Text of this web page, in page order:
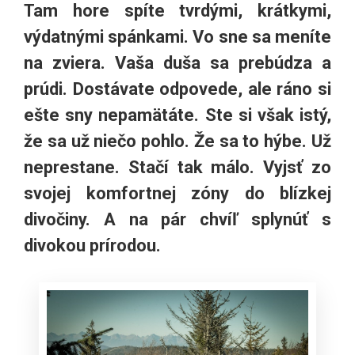
Tam hore spíte tvrdými, krátkymi,
výdatnými spánkami. Vo sne sa meníte
na zviera. Vaša duša sa prebúdza a
prúdi. Dostávate odpovede, ale ráno si
ešte sny nepamätáte. Ste si však istý,
že sa už niečo pohlo. Že sa to hýbe. Už
neprestane. Stačí tak málo. Vyjsť zo
svojej komfortnej zóny do blízkej
divočiny. A na pár chvíľ splynúť s
divokou prírodou.